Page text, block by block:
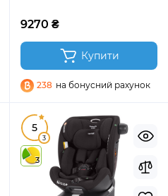
9270 ₴
Купити
238 на бонусний рахунок
5
3
3